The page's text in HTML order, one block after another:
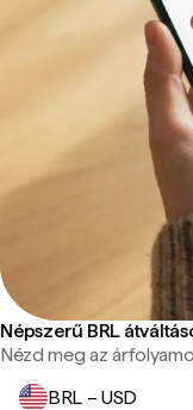
Népszerű BRL
Nézd meg az
BRL – USD